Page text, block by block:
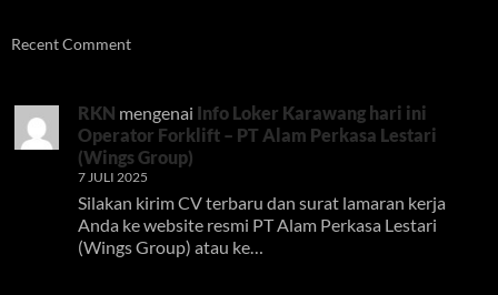
Recent Comment
RKN mengenai Info Loker Karawang hari ini
Operator Forklift – PT Alam Perkasa Lestari
(Wings Group)
7 JULI 2025
Silakan kirim CV terbaru dan surat lamaran kerja
Anda ke website resmi PT Alam Perkasa Lestari
(Wings Group) atau ke…